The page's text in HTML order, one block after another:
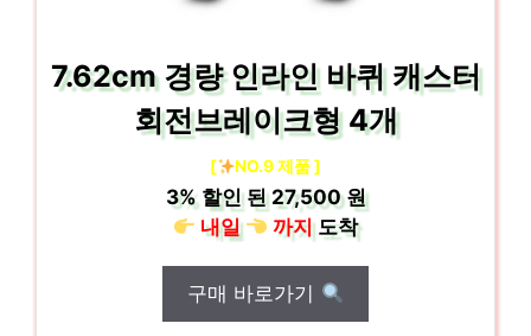
7.62cm 경량 인라인 바퀴 캐스터
회전브레이크형 4개
[ NO.9 제품 ]
3%할인 된27,500 원
내일
까지도착
구매 바로가기